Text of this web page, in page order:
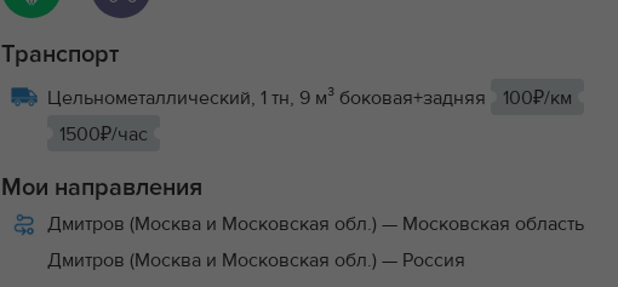
Транспорт
Цельнометаллический, 1 тн, 9 м³ боковая+задняя
100₽/км
1500₽/час
Мои направления
Дмитров (Москва и Московская обл.)— Московская область
Дмитров (Москва и Московская обл.)— Россия